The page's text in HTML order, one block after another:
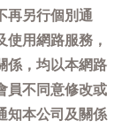
再另行個別通
用網路服務，
係，均以本網路
員不同意修改或
知本公司及關係